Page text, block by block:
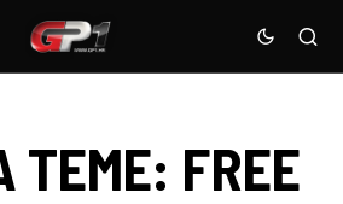
TEME: FREE